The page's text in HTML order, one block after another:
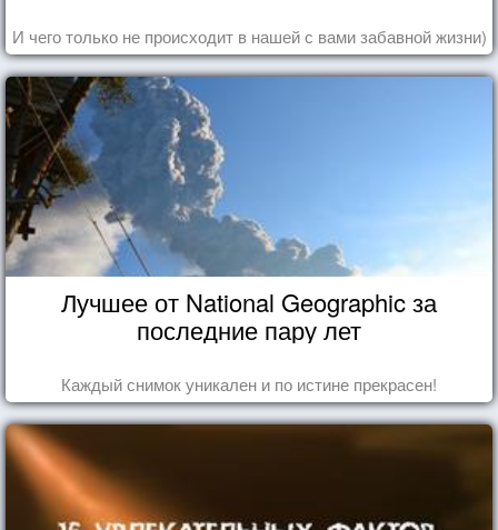
И чего только не происходит в нашей с вами забавной жизни)
Лучшее от National Geographic за
последние пару лет
Каждый снимок уникален и по истине прекрасен!